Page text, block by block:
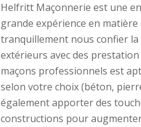
Helfritt Maçonnerie est une
grande expérience en matière
tranquillement nous confier
extérieurs avec des
maçons professionnels est
selon votre choix (béton,
également apporter des
constructions pour